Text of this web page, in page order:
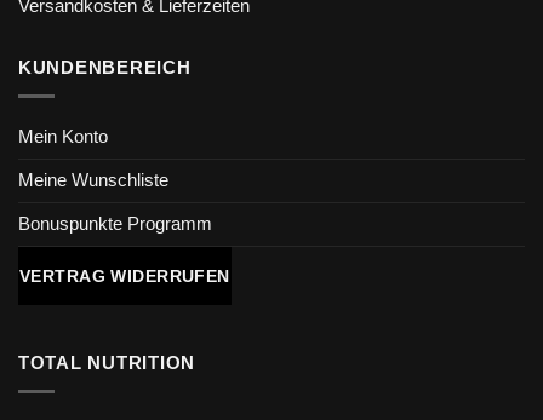
Versandkosten & Lieferzeiten
KUNDENBEREICH
Mein Konto
Meine Wunschliste
Bonuspunkte Programm
VERTRAG WIDERRUFEN
TOTAL NUTRITION